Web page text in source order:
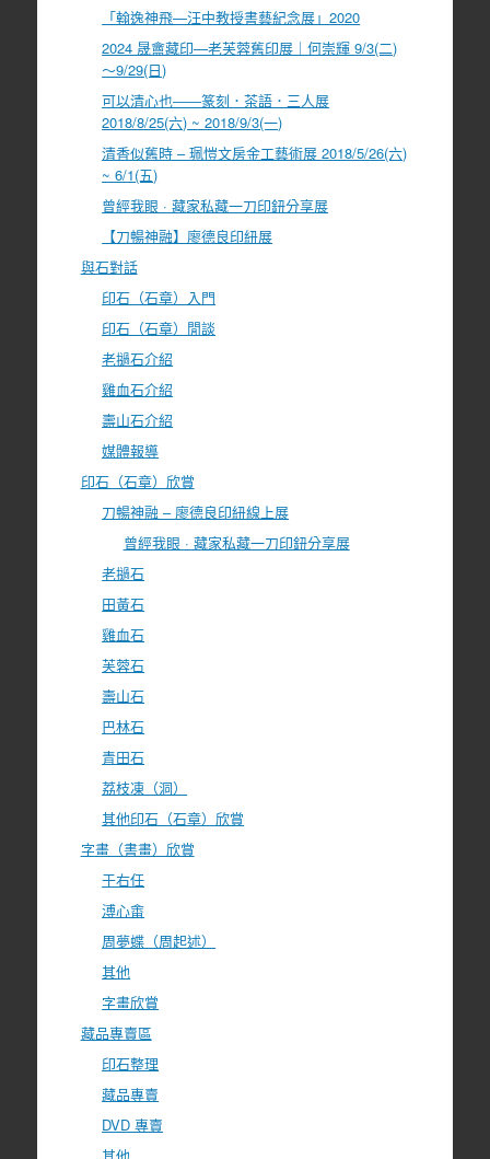
「翰逸神飛—汪中教授書藝紀念展」2020
2024 晟盦藏印—老芙蓉舊印展｜何崇輝 9/3(二)
～9/29(日)
可以清心也――篆刻．茶語．三人展
2018/8/25(六) ~ 2018/9/3(一)
清香似舊時 – 珮愷文房金工藝術展 2018/5/26(六)
~ 6/1(五)
曾經我眼 · 藏家私藏一刀印鈕分享展
【刀暢神融】廖德良印紐展
與石對話
印石（石章）入門
印石（石章）閒談
老撾石介紹
雞血石介紹
壽山石介紹
媒體報導
印石（石章）欣賞
刀暢神融 – 廖德良印紐線上展
曾經我眼 · 藏家私藏一刀印鈕分享展
老撾石
田黃石
雞血石
芙蓉石
壽山石
巴林石
青田石
荔枝凍（洞）
其他印石（石章）欣賞
字畫（書畫）欣賞
于右任
溥心畬
周夢蝶（周起述）
其他
字畫欣賞
藏品專賣區
印石整理
藏品專賣
DVD 專賣